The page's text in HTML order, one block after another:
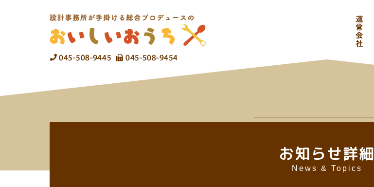
お知らせ詳細
News & Topics